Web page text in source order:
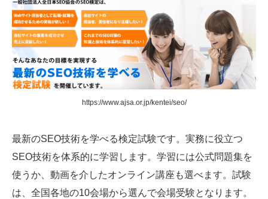
https://www.ajsa.or.jp/kentei/seo/
最新のSEO技術を学べる検定試験です。実務に役立つ
SEO技術を体系的に学習します。学習には公式問題集を
使うか、動画を介したオンライン講座も選べます。試験
は、全国各地の10会場から選んで会場受験となります。